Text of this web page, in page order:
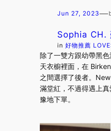
Jun 27, 2023—
Sophia CH.
in好物推薦
除了一雙方跟幼帶黑
天衣櫥裡面，在
之間選擇了後者。
滿堂紅，不過得遇上
豫地下單。